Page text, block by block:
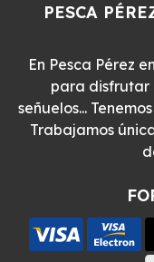
PESCA
En Pesca Pérez
para disfrutar
señuelos...
Trabajamos